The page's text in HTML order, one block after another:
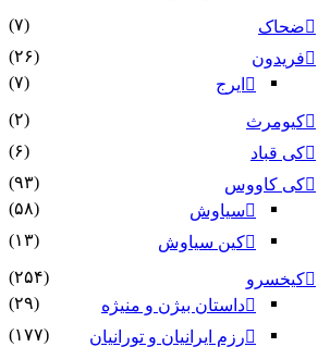
ضحاک
(۷)
فریدون
(۲۶)
ایرج
(۷)
کیومرث
(۲)
کی قباد
(۶)
کی کاووس
(۹۳)
سیاوش
(۵۸)
کین سیاوش
(۱۳)
کیخسرو
(۲۵۴)
داستان بیژن و منیژه
(۲۹)
رزم ایرانیان و تورانیان
(۱۷۷)